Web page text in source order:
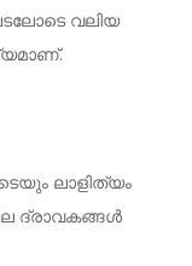
വലിയ
ലാളിത്യം
ദ്രാവകങ്ങൾ